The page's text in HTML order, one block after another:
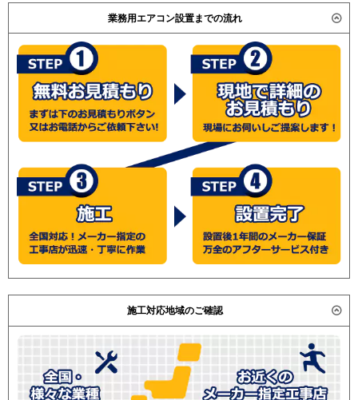
業務用エアコン設置までの流れ
施工対応地域のご確認